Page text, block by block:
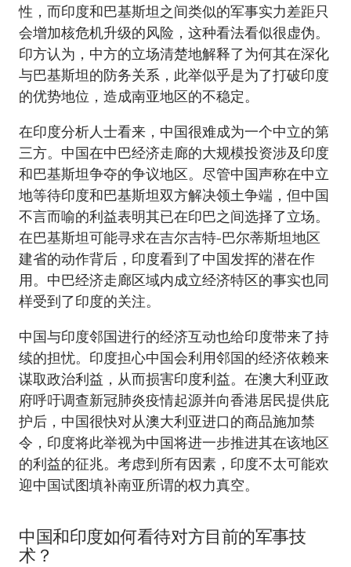
性，而印度和巴基斯坦之间类似的军事实力差距只
会增加核危机升级的风险，这种看法看似很虚伪。
印方认为，中方的立场清楚地解释了为何其在深化
与巴基斯坦的防务关系，此举似乎是为了打破印度
的优势地位，造成南亚地区的不稳定。
在印度分析人士看来，中国很难成为一个中立的第
三方。中国在中巴经济走廊的大规模投资涉及印度
和巴基斯坦争夺的争议地区。尽管中国声称在中立
地等待印度和巴基斯坦双方解决领土争端，但中国
不言而喻的利益表明其已在印巴之间选择了立场。
在巴基斯坦可能寻求在吉尔吉特-巴尔蒂斯坦地区
建省的动作背后，印度看到了中国发挥的潜在作
用。中巴经济走廊区域内成立经济特区的事实也同
样受到了印度的关注。
中国与印度邻国进行的经济互动也给印度带来了持
续的担忧。印度担心中国会利用邻国的经济依赖来
谋取政治利益，从而损害印度利益。在澳大利亚政
府呼吁调查新冠肺炎疫情起源并向香港居民提供庇
护后，中国很快对从澳大利亚进口的商品施加禁
令，印度将此举视为中国将进一步推进其在该地区
的利益的征兆。考虑到所有因素，印度不太可能欢
迎中国试图填补南亚所谓的权力真空。
中国和印度如何看待对方目前的军事技
术？